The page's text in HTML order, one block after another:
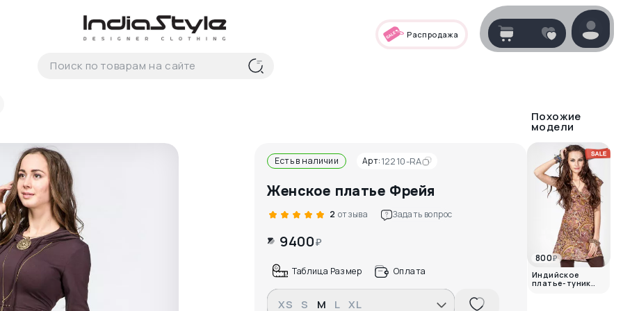
Распродажа
Корзина покупок пуста..
Есть в наличии Арт:12210-RA
Женское платье Фрейя
2 отзыва Задать вопрос
9400₽
Таблица Размер Оплата
XS S M L XL
Похожие
модели
800₽
Индийское
платье-туник..